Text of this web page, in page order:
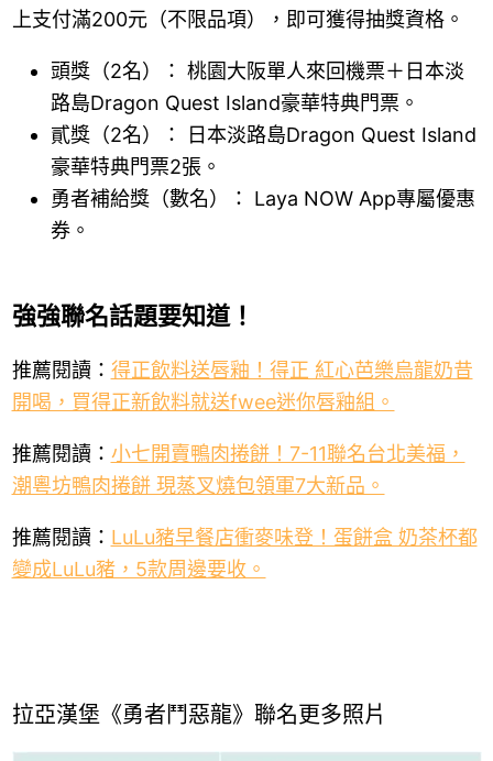
上支付滿200元（不限品項），即可獲得抽獎資格。
頭獎（2名）： 桃園大阪單人來回機票＋日本淡
路島Dragon Quest Island豪華特典門票。
貳獎（2名）： 日本淡路島Dragon Quest Island
豪華特典門票2張。
勇者補給獎（數名）： Laya NOW App專屬優惠
券。
強強聯名話題要知道！
推薦閱讀： 得正飲料送唇釉！得正 紅心芭樂烏龍奶昔
開喝，買得正新飲料就送fwee迷你唇釉組。
推薦閱讀： 小七開賣鴨肉捲餅！7-11聯名台北美福，
潮粵坊鴨肉捲餅 現蒸叉燒包領軍7大新品。
推薦閱讀： LuLu豬早餐店衝麥味登！蛋餅盒 奶茶杯都
變成LuLu豬，5款周邊要收。
拉亞漢堡《勇者鬥惡龍》聯名更多照片